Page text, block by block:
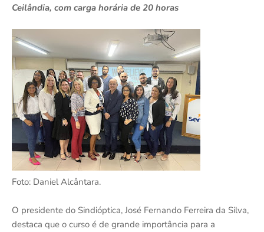
Ceilândia, com carga horária de 20 horas
Foto: Daniel Alcântara.
O presidente do Sindióptica, José Fernando Ferreira da Silva,
destaca que o curso é de grande importância para a